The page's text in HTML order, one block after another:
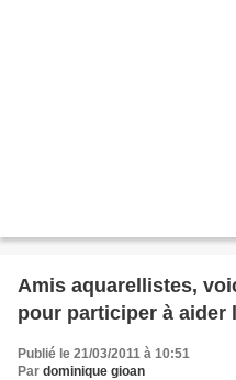
Amis aquarellistes,
pour participer à aider
Publié le 21/03/2011 à 10:51
Par dominique gioan